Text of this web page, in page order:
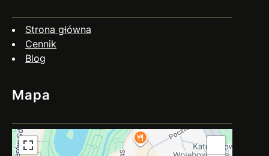
zawsze. Jeśli dłużnik wyraźnie unika kontaktu, działa
nieuczciwie…
Strona główna
Cennik
Blog
Mapa